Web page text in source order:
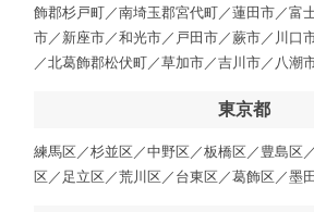
飾郡杉戸町／南埼玉郡宮代町／蓮田市／富
市／新座市／和光市／戸田市／蕨市／川口
／北葛飾郡松伏町／草加市／吉川市／八潮
東京都
練馬区／杉並区／中野区／板橋区／豊島区
区／足立区／荒川区／台東区／葛飾区／墨